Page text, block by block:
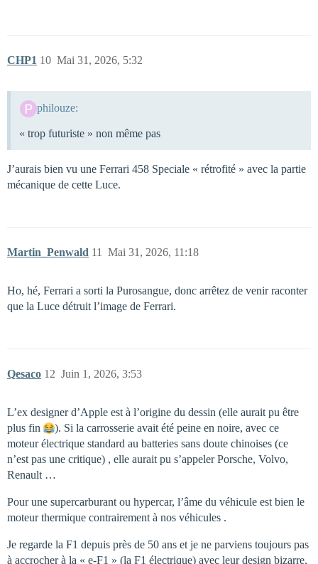
CHP1 Mai 31, 2026, 5:32
10
philouze:
« trop futuriste » non même pas
J’aurais bien vu une Ferrari 458 Speciale « rétrofité » avec la partie
mécanique de cette Luce.
Martin_Penwald Mai 31, 2026, 11:18
11
Ho, hé, Ferrari a sorti la Purosangue, donc arrêtez de venir raconter
que la Luce détruit l’image de Ferrari.
Qesaco Juin 1, 2026, 3:53
12
L’ex designer d’Apple est à l’origine du dessin (elle aurait pu être
plus fin
). Si la carrosserie avait été peine en noire, avec ce
moteur électrique standard au batteries sans doute chinoises (ce
n’est pas une critique) , elle aurait pu s’appeler Porsche, Volvo,
Renault …
Pour une supercarburant ou hypercar, l’âme du véhicule est bien le
moteur thermique contrairement à nos véhicules .
Je regarde la F1 depuis près de 50 ans et je ne parviens toujours pas
à accrocher à la « e-F1 » (la F1 électrique) avec leur design bizarre,